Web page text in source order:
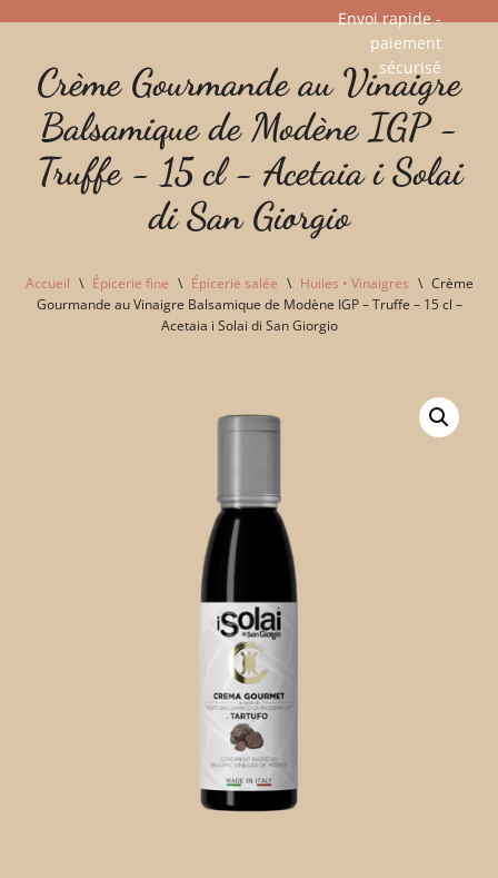
contenu
Envoi rapide -
paiement
sécurisé​
Crème Gourmande au Vinaigre
Balsamique de Modène IGP -
Truffe - 15 cl - Acetaia i Solai
di San Giorgio
Accueil \ Épicerie fine \ Épicerie salée \ Huiles • Vinaigres \ Crème
Gourmande au Vinaigre Balsamique de Modène IGP – Truffe – 15 cl –
Acetaia i Solai di San Giorgio